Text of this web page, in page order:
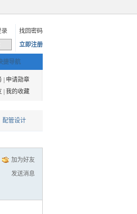
录
找回密码
立即注册
捷导航
|
申请勋章
| 我的收藏
配管设计
加为好友
发送消息